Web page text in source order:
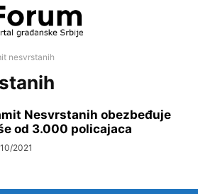
nesvrstanih
Nesvrstanih obezbeđuje
od 3.000 policajaca
2021